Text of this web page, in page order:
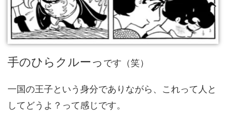
手のひらクルーっ です（笑）
一国の王子という身分でありながら、これって人と
してどうよ？って感じです。